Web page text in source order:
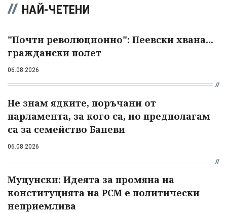
НАЙ-ЧЕТЕНИ
"Почти революционно": Пеевски хвана...
граждански полет
06.08.2026
Не знам ядките, поръчани от
парламента, за кого са, но предполагам
са за семейство Баневи
06.08.2026
Муцунски: Идеята за промяна на
конституцията на РСМ е политически
неприемлива